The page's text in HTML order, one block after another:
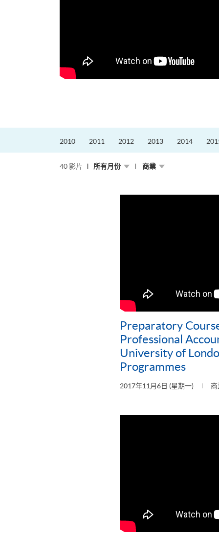
2010 2011 2012 2013 2014
40 影片 所有月份 商業
Preparatory
Professional
University of
Programmes
2017年11月6日 (星期一) 商